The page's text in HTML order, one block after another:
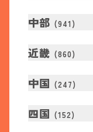
中部 (941 )
近畿 (860)
中国 (247)
四国 (152)